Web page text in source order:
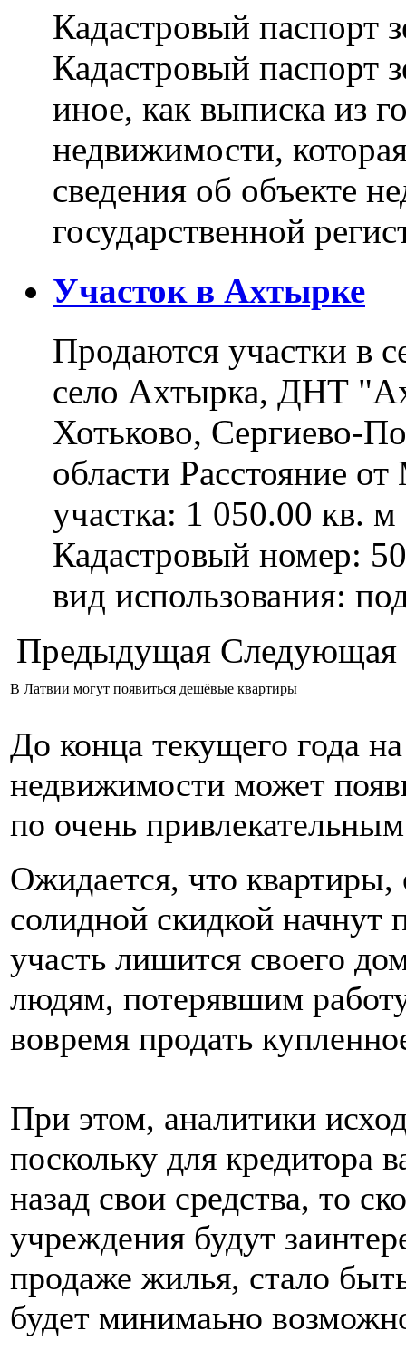
Кадастровый паспорт
Кадастровый паспорт
иное, как выписка из
недвижимости,
сведения об объекте
государственной
Участок в Ахтырке
Продаются участки в
село Ахтырка, ДНТ
Хотьково, Сергиево-
области Расстояние
участка: 1 050.00 кв.
Кадастровый номер:
вид использования:
Предыдущая Следующая
В Латвии могут появиться дешёвые квартиры
До конца текущего года
недвижимости может
по очень
Ожидается, что квартиры,
солидной скидкой начнут
участь лишится своего
людям, потерявшим
вовремя продать
При этом, аналитики
поскольку для кредитора
назад свои средства, то
учреждения будут
продаже жилья, стало
будет минимаьно